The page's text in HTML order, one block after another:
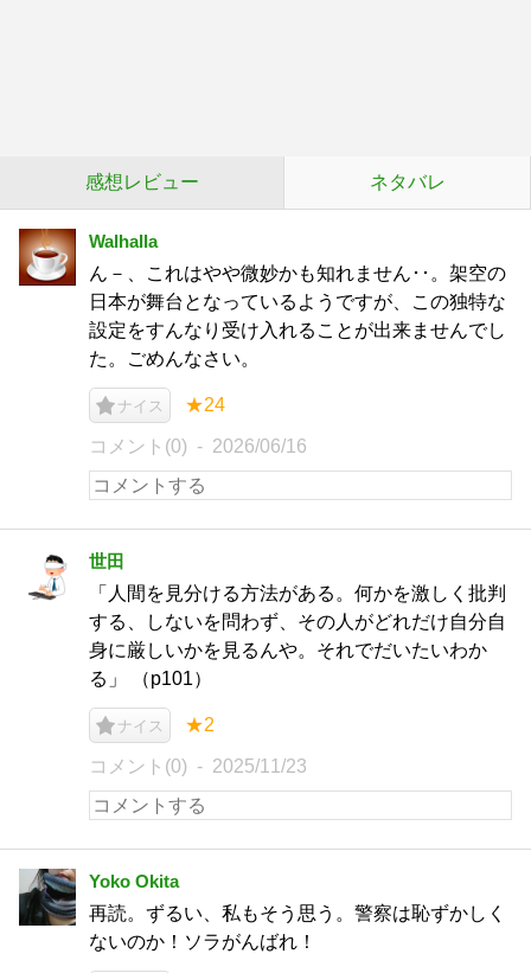
感想レビュー ネタバレ
Walhalla
ん－、これはやや微妙かも知れません･･。架空の
日本が舞台となっているようですが、この独特な
設定をすんなり受け入れることが出来ませんでし
た。ごめんなさい。
ナイス ★24
コメント(0) 2026/06/16
世田
「人間を見分ける方法がある。何かを激しく批判
する、しないを問わず、その人がどれだけ自分自
身に厳しいかを見るんや。それでだいたいわか
る」 （p101）
ナイス ★2
コメント(0) 2025/11/23
Yoko Okita
再読。ずるい、私もそう思う。警察は恥ずかしく
ないのか！ソラがんばれ！